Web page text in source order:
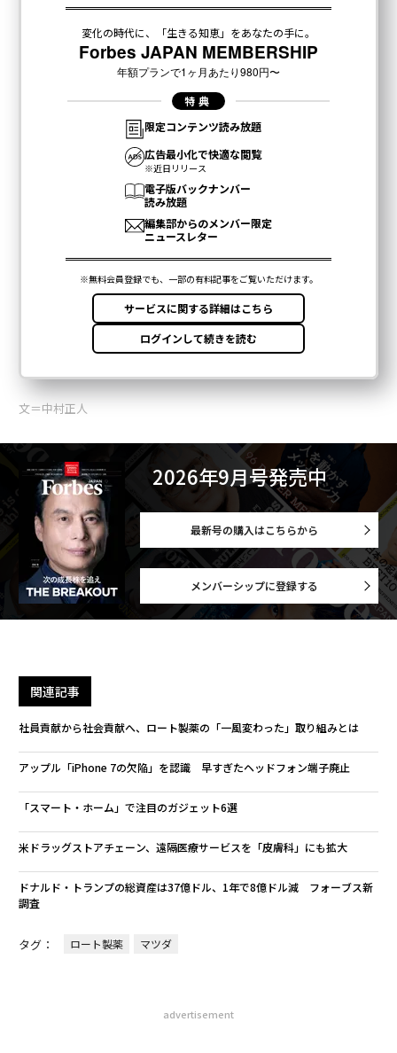
文＝中村正人
2026年9月号発売中
最新号の購入はこちらから
メンバーシップに登録する
関連記事
社員貢献から社会貢献へ、ロート製薬の「一風変わった」取り組みとは
アップル「iPhone 7の欠陥」を認識 早すぎたヘッドフォン端子廃止
「スマート・ホーム」で注目のガジェット6選
米ドラッグストアチェーン、遠隔医療サービスを「皮膚科」にも拡大
ドナルド・トランプの総資産は37億ドル、1年で8億ドル減 フォーブス新
調査
タグ： ロート製薬 マツダ
advertisement